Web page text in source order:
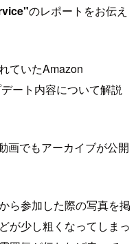
のレポートをお伝え
ていたAmazon
ート内容について解説
画でもアーカイブが公開
ら参加した際の写真を掲
が少し粗くなってしまっ